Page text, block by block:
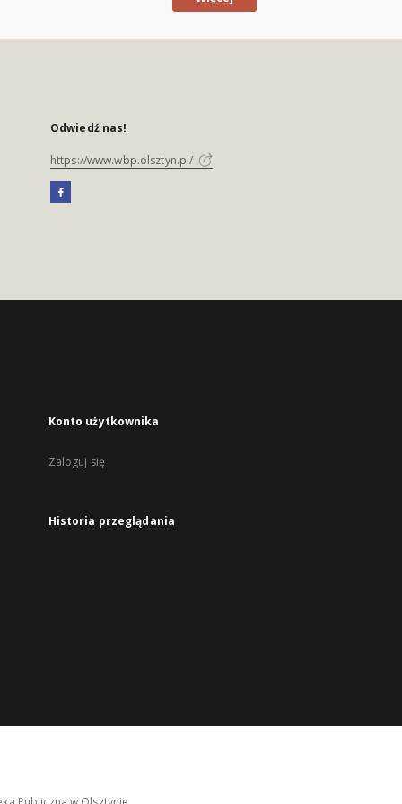
Odwiedź nas!
https://www.wbp.olsztyn.pl/
Konto użytkownika
Zaloguj się
Historia przeglądania